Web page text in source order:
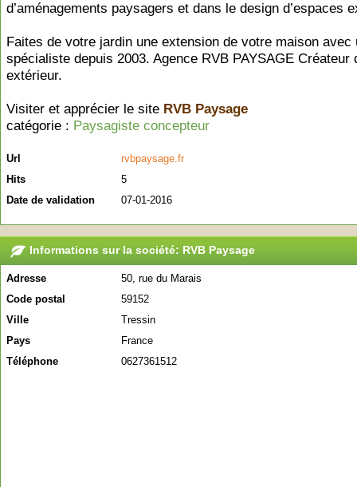
d’aménagements paysagers et dans le design d’espaces
Faites de votre jardin une extension de votre maison avec
spécialiste depuis 2003. Agence RVB PAYSAGE Créateur
extérieur.
Visiter et apprécier le site RVB Paysage
catégorie : Paysagiste concepteur
Url
rvbpaysage.fr
Hits
5
Date de validation
07-01-2016
Informations sur la société: RVB Paysage
Adresse
50, rue du Marais
Code postal
59152
Ville
Tressin
Pays
France
Téléphone
0627361512